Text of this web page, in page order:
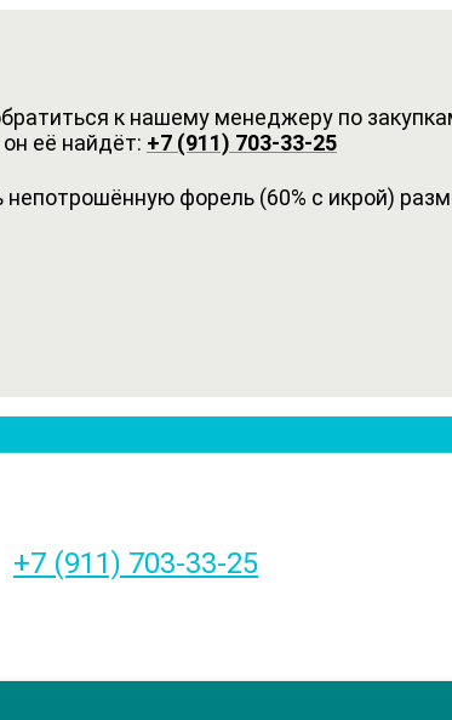
к нашему менеджеру по
её найдёт: +7 (911) 703-33-25
форель (60% с икрой)
+7 (911) 703-33-25